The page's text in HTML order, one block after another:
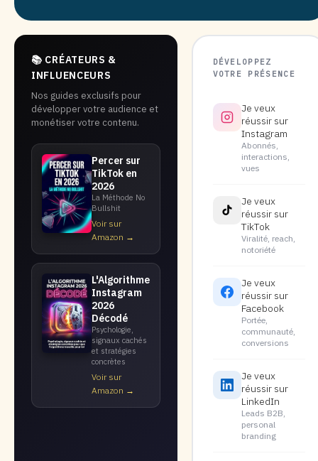
📚 CRÉATEURS &
INFLUENCEURS
Nos guides exclusifs pour
développer votre audience et
monétiser votre contenu.
Percer sur
TikTok en
2026
La Méthode No
Bullshit
Voir sur
Amazon →
L'Algorithme
Instagram
2026
Décodé
Psychologie,
signaux cachés
et stratégies
concrètes
Voir sur
Amazon →
DÉVELOPPEZ
VOTRE PRÉSENCE
Je veux
réussir sur
Instagram
Abonnés,
interactions,
vues
Je veux
réussir sur
TikTok
Viralité, reach,
notoriété
Je veux
réussir sur
Facebook
Portée,
communauté,
conversions
Je veux
réussir sur
LinkedIn
Leads B2B,
personal
branding